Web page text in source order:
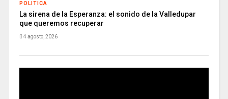
POLITICA
La sirena de la Esperanza: el sonido de la Valledupar
que queremos recuperar
4 agosto, 2026